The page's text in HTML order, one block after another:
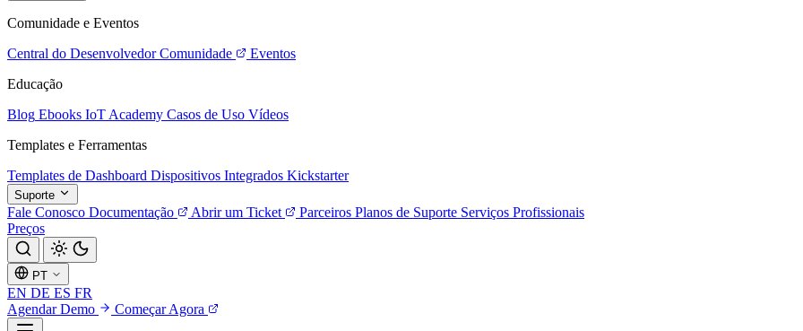
Comunidade e Eventos
Central do Desenvolvedor Comunidade
Eventos
Educação
Blog Ebooks IoT Academy Casos de Uso Vídeos
Templates e Ferramentas
Templates de Dashboard Dispositivos Integrados Kickstarter
Suporte
Fale Conosco Documentação Abrir um Ticket Parceiros Planos de Suporte Serviços Profissionais
Preços
PT
EN DE ES FR
Agendar Demo
Começar Agora